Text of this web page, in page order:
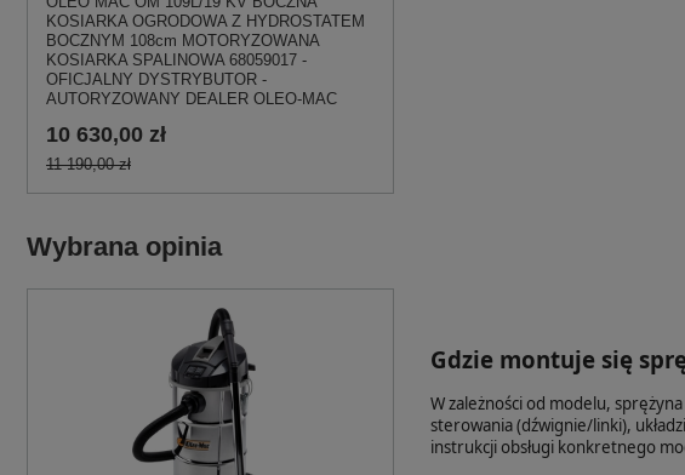
KOSIARKA OGRODOWA Z HYDROSTATEM
BOCZNYM 108cm MOTORYZOWANA
KOSIARKA SPALINOWA 68059017 -
OFICJALNY DYSTRYBUTOR -
AUTORYZOWANY DEALER OLEO-MAC
10 630,00 zł
11 190,00 zł
Wybrana opinia
Gdzie montuje się
W zależności od modelu,
sterowania (dźwignie/linki),
instrukcji obsługi konkretnego